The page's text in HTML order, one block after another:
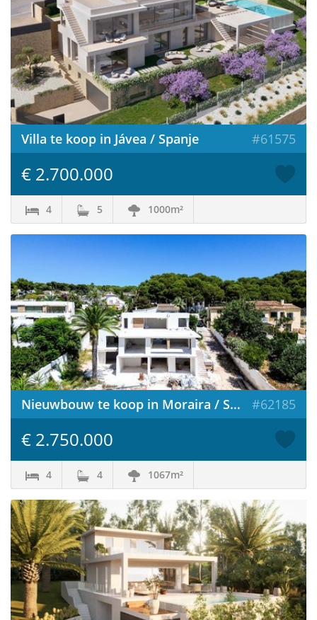
Villa te koop in Jávea / Spanje #61575
€ 2.700.000
4 5 1000m²
Nieuwbouw te koop in Moraira / Spanje #62185
€ 2.750.000
4 4 1067m²